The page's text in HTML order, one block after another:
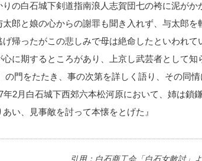
の白石城下剣道指南浪人志賀団七の袴に泥がか
郎と娘の心からの謝罪も聞き入れず、与太郎を
帰ったがこの悲しみで母は絶命したといわれて
心に期するところがあり、上京し武芸者として知
の門をたたき、事の次第を詳しく語り、その同
2月白石城下西郊六本松河原において、姉は鎖
い、見事敵を討って本懐をとげた』
引用：白石商工会「白石女敵討」